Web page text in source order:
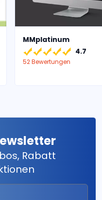
MMplatinum
4.7
52 Bewertungen
Rabatt